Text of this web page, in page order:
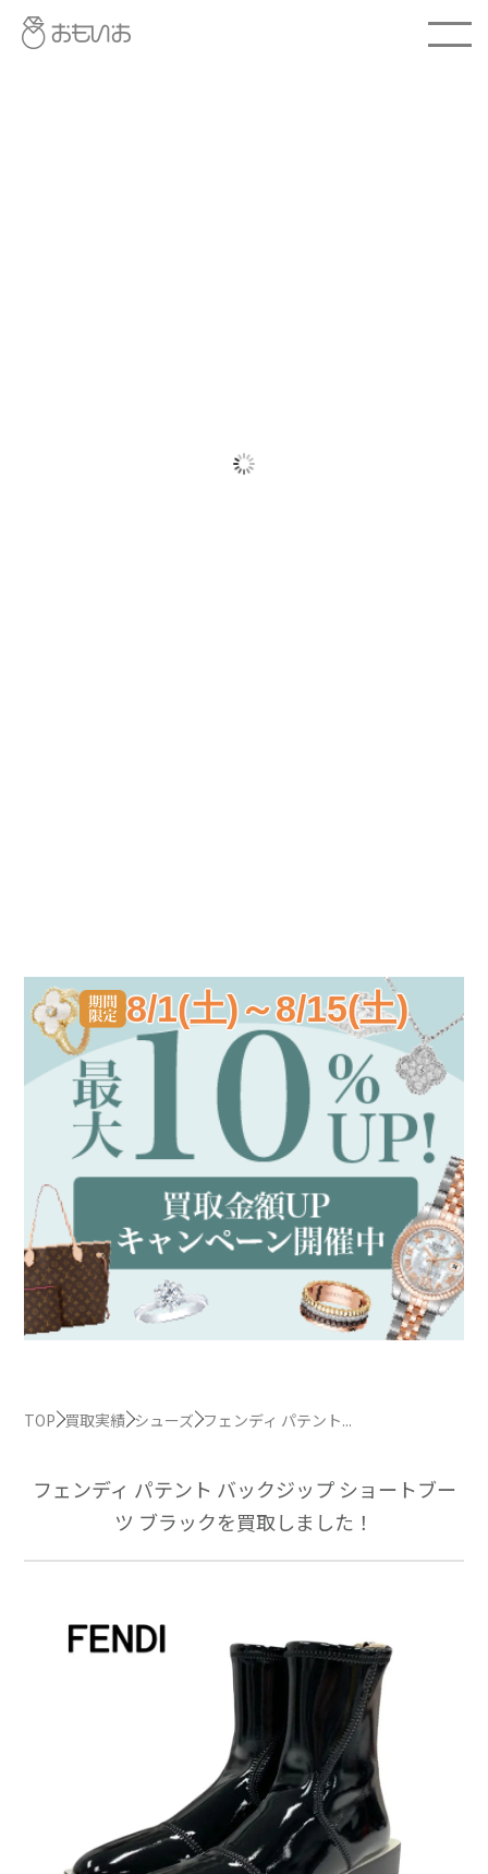
8/1(土)～8/15(土)
TOP 買取実績 シューズ フェンディ パテント...
フェンディ パテント バックジップ ショートブー
ツ ブラックを買取しました！